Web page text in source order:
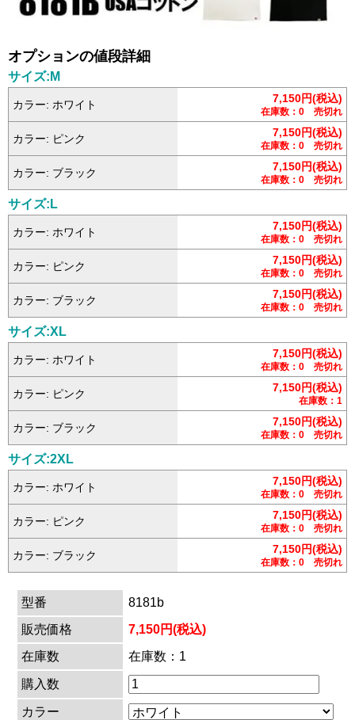
オプションの値段詳細
サイズ:M
カラー: ホワイト 7,150円(税込)
在庫数：0 売切れ
カラー: ピンク 7,150円(税込)
在庫数：0 売切れ
カラー: ブラック 7,150円(税込)
在庫数：0 売切れ
サイズ:L
カラー: ホワイト 7,150円(税込)
在庫数：0 売切れ
カラー: ピンク 7,150円(税込)
在庫数：0 売切れ
カラー: ブラック 7,150円(税込)
在庫数：0 売切れ
サイズ:XL
カラー: ホワイト 7,150円(税込)
在庫数：0 売切れ
カラー: ピンク 7,150円(税込)
在庫数：1
カラー: ブラック 7,150円(税込)
在庫数：0 売切れ
サイズ:2XL
カラー: ホワイト 7,150円(税込)
在庫数：0 売切れ
カラー: ピンク 7,150円(税込)
在庫数：0 売切れ
カラー: ブラック 7,150円(税込)
在庫数：0 売切れ
型番
8181b
販売価格
7,150円(税込)
在庫数
在庫数：1
購入数
カラー